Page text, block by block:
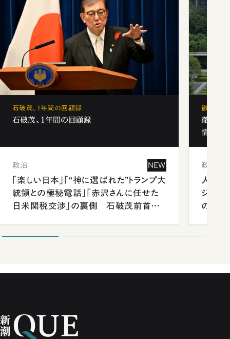
石破茂、1年間の回顧録
石破茂、1年間の回顧録
政治 NEW
「楽しい日本」「“神に選ばれた”トランプ大
統領との極秘電話」「赤沢さんに任せた
日米関税交渉」の裏側 石破茂前首相
徹底解剖
徹底解
情報局」
政治
人事、
ジェン
の難題